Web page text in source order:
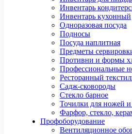
Инвентарь
Инвентарь кухонный
Одноразовая посуда
Подносы
Посуда наплитная
Предметы
Противни и формы
Профессиональные
Ресторанный
Садж-сковороды
Стекло барное
Точилки для ножей
Фарфор, стекло,
Профоборудование
Вентиляционное